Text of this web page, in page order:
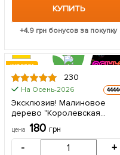
КУПИТЬ
+4.9 грн бонусов за покупку
ХИТ ГОДА
230
На Осень-2026
Эксклюзив! Малиновое
дерево "Королевская
власть" (премиальный сорт)
1 шт в упаковке
цена 180грн
- +